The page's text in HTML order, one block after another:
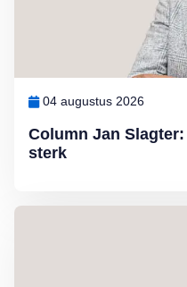
Column Jan
sterk
04 augustus 2026
Lees meer over Column Jan